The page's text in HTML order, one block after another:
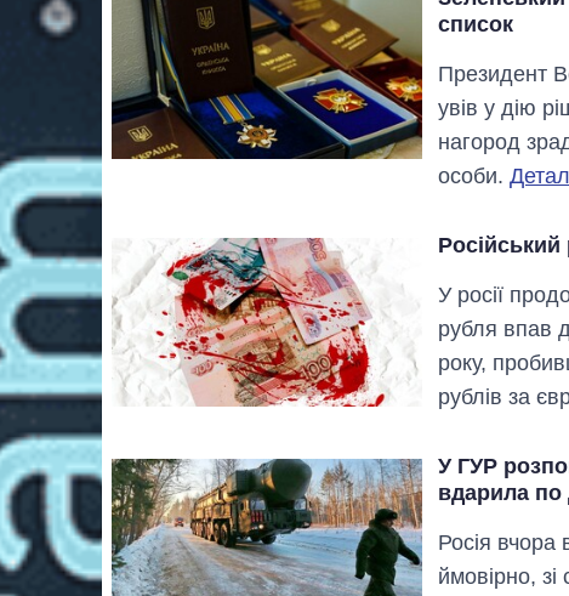
список
Президент
увів у дію
нагород
особи.
У росії
рубля впав
року,
рублів за
У ГУР
вдарила по
Росія вчора
ймовірно,